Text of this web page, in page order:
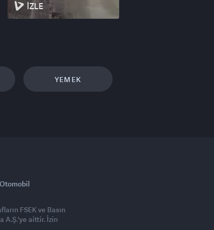
İZLE
YEMEK
Otomobil
FSEK ve Basın
A.Ş.'ye aittir. İzin